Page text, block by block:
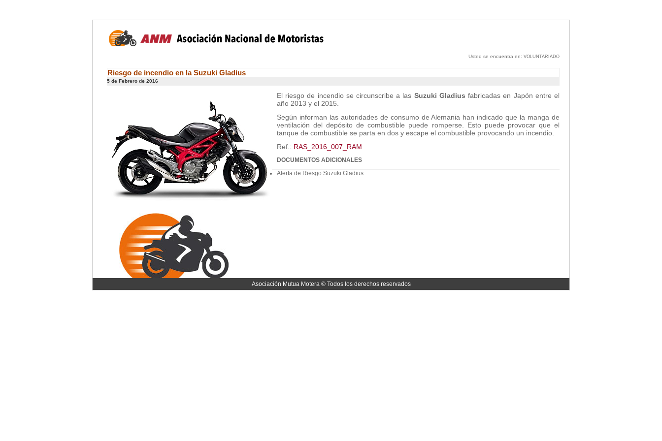
Usted se encuentra en: VOLUNTARIADO
Riesgo de incendio en la Suzuki Gladius
5 de Febrero de 2016
El riesgo de incendio se circunscribe a las Suzuki Gladius fabricadas en Japón entre el
año 2013 y el 2015.
Según informan las autoridades de consumo de Alemania han indicado que la manga de
ventilación del depósito de combustible puede romperse. Esto puede provocar que el
tanque de combustible se parta en dos y escape el combustible provocando un incendio.
Ref.: RAS_2016_007_RAM
DOCUMENTOS ADICIONALES
Alerta de Riesgo Suzuki Gladius
Asociación Mutua Motera © Todos los derechos reservados